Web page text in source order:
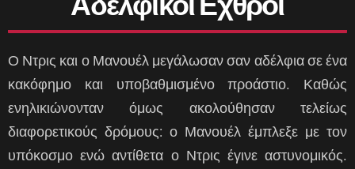
Ο Ντρις και ο Μανουέλ μεγάλωσαν σαν αδέλφια σε ένα
κακόφημο και υποβαθμισμένο προάστιο. Καθώς
ενηλικιώνονταν όμως ακολούθησαν τελείως
διαφορετικούς δρόμους: ο Μανουέλ έμπλεξε με τον
υπόκοσμο ενώ αντίθετα ο Ντρις έγινε αστυνομικός.